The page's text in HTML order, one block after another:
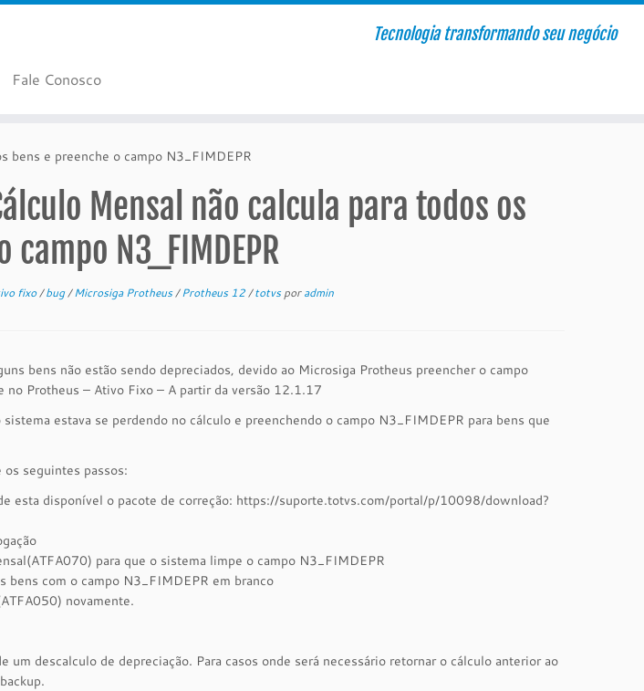
Tecnologia transformando seu negócio
Fale Conosco
bens e preenche o campo N3_FIMDEPR
Mensal não calcula para todos os
N3_FIMDEPR
fixo/bug/Microsiga Protheus/Protheus 12/totvsporadmin
bens não estão sendo depreciados, devido ao Microsiga Protheus preencher o campo
no Protheus – Ativo Fixo – A partir da versão 12.1.17
estava se perdendo no cálculo e preenchendo o campo N3_FIMDEPR para bens que
os seguintes passos:
esta disponível o pacote de correção: https://suporte.totvs.com/portal/p/10098/download?
para que o sistema limpe o campo N3_FIMDEPR
bens com o campo N3_FIMDEPR em branco
novamente.
um descalculo de depreciação. Para casos onde será necessário retornar o cálculo anterior ao